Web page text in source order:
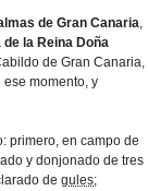
de Gran Canaria,
de la Reina Doña
de Gran Canaria,
ese momento, y
primero, en campo de
y donjonado de tres
de gules;